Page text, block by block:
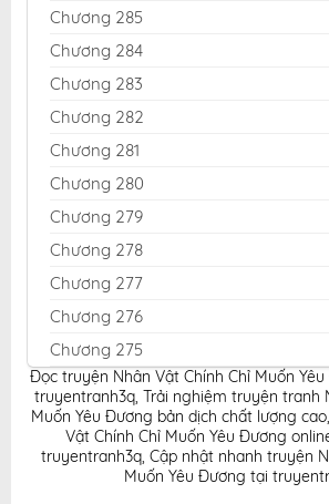
Chương 285
Chương 284
Chương 283
Chương 282
Chương 281
Chương 280
Chương 279
Chương 278
Chương 277
Chương 276
Chương 275
Chương 274
Chương 273
Chương 272
Chương 271
Đọc truyện Nhân Vật Chính Chỉ Muốn
truyentranh3q, Trải nghiệm truyện tranh
Muốn Yêu Đương bản dịch chất lượng cao,
Vật Chính Chỉ Muốn Yêu Đương
truyentranh3q, Cập nhật nhanh truyện
Muốn Yêu Đương tại